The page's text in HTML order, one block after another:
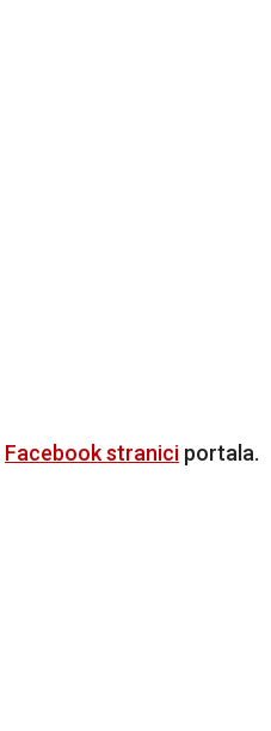
Facebook stranici portala.